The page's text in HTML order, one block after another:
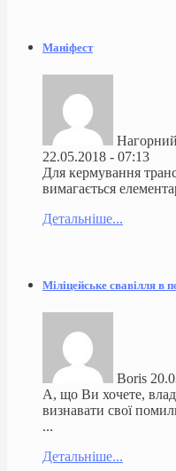
Маніфест
22.05.2018 - 07:13
Для кермування
вимагається
Детальніше...
Міліцейське свавілля в
Boris
А, що Ви хочете,
визнавати свої
...
Детальніше...